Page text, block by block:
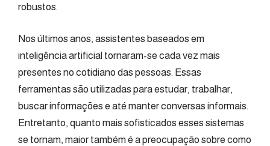
robustos.
Nos últimos anos, assistentes baseados em
inteligência artificial tornaram-se cada vez mais
presentes no cotidiano das pessoas. Essas
ferramentas são utilizadas para estudar, trabalhar,
buscar informações e até manter conversas informais.
Entretanto, quanto mais sofisticados esses sistemas
se tornam, maior também é a preocupação sobre como